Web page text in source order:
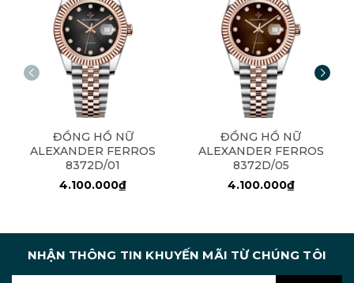
ĐỒNG HỒ NỮ
ALEXANDER FERROS
8372D/01
4.100.000₫
ĐỒNG HỒ NỮ
ALEXANDER FERROS
8372D/05
4.100.000₫
NHẬN THÔNG TIN KHUYẾN MÃI TỪ CHÚNG TÔI